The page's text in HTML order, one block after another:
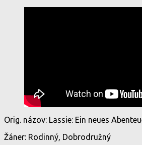
Orig. názov: Lassie: Ein neues
Žáner: Rodinný, Dobrodružný